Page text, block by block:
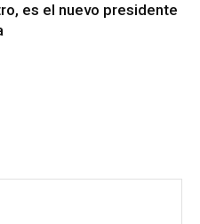
es el nuevo presidente